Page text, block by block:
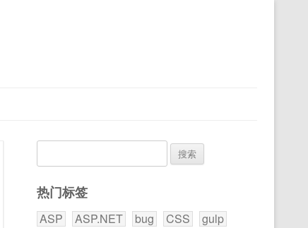
索：
热门标签
ASP ASP.NET bug CSS
gulp